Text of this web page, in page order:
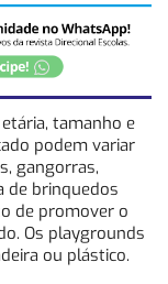
tamanho e
podem variar
gangorras,
de brinquedos
de promover o
Os playgrounds
ou plástico.